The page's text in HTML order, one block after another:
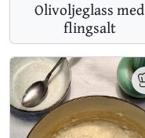
Olivoljeglass med
flingsalt